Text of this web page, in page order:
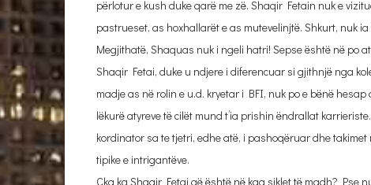
përlotur e kush duke qarë me zë. Shaqir Fetain nuk e
pastrueset, as hoxhallarët e as mutevelinjtë. Shkurt, nuk
Megjithatë, Shaquas nuk i ngeli hatri! Sepse është në po
Shaqir Fetai, duke u ndjere i diferencuar si gjithnjë nga
madje as në rolin e u.d. kryetar i BFI, nuk po e bënë
lëkurë atyreve të cilët mund t’ia prishin ëndrallat
kordinator sa te tjetri, edhe atë, i pashoqëruar dhe
tipike e intrigantëve.
Çka ka Shaqir Fetai që është në kaq siklet të madh? Pse